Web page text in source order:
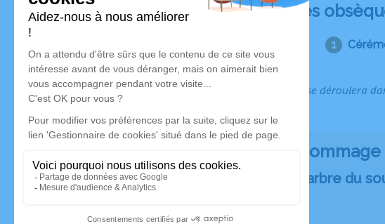
Déroulé des
Ce service se déroulera
Rendez
Plantez un arbre du